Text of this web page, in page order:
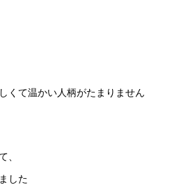
くて温かい人柄がたまりません
、
した